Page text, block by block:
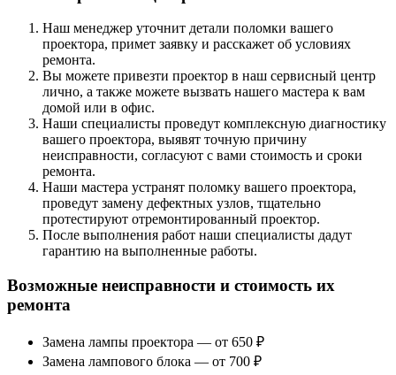
Наш менеджер уточнит детали поломки вашего
проектора, примет заявку и расскажет об условиях
ремонта.
Вы можете привезти проектор в наш сервисный центр
лично, а также можете вызвать нашего мастера к вам
домой или в офис.
Наши специалисты проведут комплексную диагностику
вашего проектора, выявят точную причину
неисправности, согласуют с вами стоимость и сроки
ремонта.
Наши мастера устранят поломку вашего проектора,
проведут замену дефектных узлов, тщательно
протестируют отремонтированный проектор.
После выполнения работ наши специалисты дадут
гарантию на выполненные работы.
Возможные неисправности и стоимость их
ремонта
Замена лампы проектора — от 650 ₽
Замена лампового блока — от 700 ₽